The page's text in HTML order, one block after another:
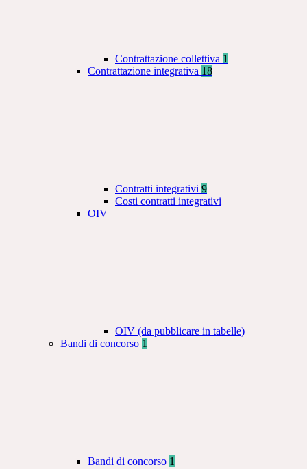
Contrattazione collettiva 1
Contrattazione integrativa 18
Contratti integrativi 9
Costi contratti integrativi
OIV
OIV (da pubblicare in tabelle)
Bandi di concorso 1
Bandi di concorso 1